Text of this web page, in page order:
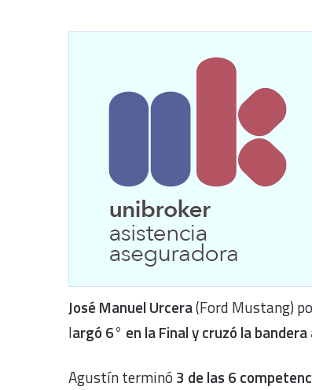
José Manuel Urcera(Ford Mustang)
largó 6° en la Final y cruzó la
Agustín terminó 3 de las 6